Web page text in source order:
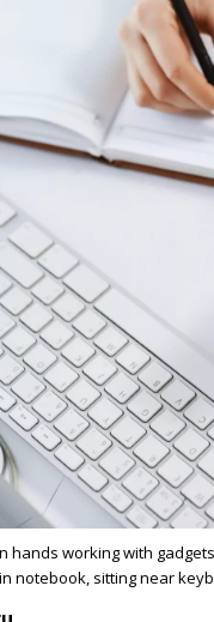
hands working with
notebook, sitting near